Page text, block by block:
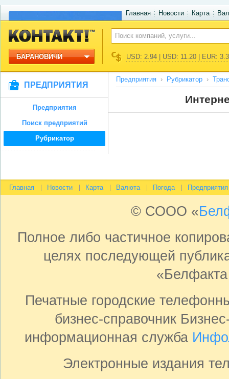
Главная Новости Карта
БАРАНОВИЧИ USD: 2.94 | USD: 11.20 | EUR:
ПРЕДПРИЯТИЯ
Предприятия
Поиск предприятий
Рубрикатор
Предприятия Рубрикатор
Главная Новости Карта Валюта Погода Предприятия
© СООО «
Полное либо частичное
целях последующей
Печатные городские
бизнес-справочник
информационная служба
Электронные издания